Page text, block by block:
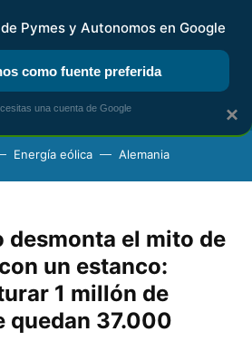
KIT DIGITAL RENTA
Energía eólica Alemania
desmonta el mito de
un estanco:
1 millón de
quedan 37.000
×
Pymes y Autonomos en Google
como fuente preferida
una cuenta de Google